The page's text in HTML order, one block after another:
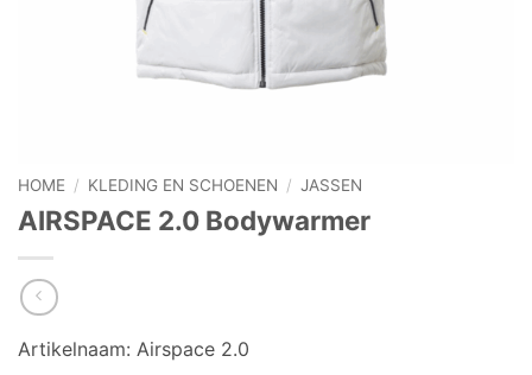
HOME / KLEDING EN SCHOENEN / JASSEN
AIRSPACE 2.0 Bodywarmer
Artikelnaam: Airspace 2.0